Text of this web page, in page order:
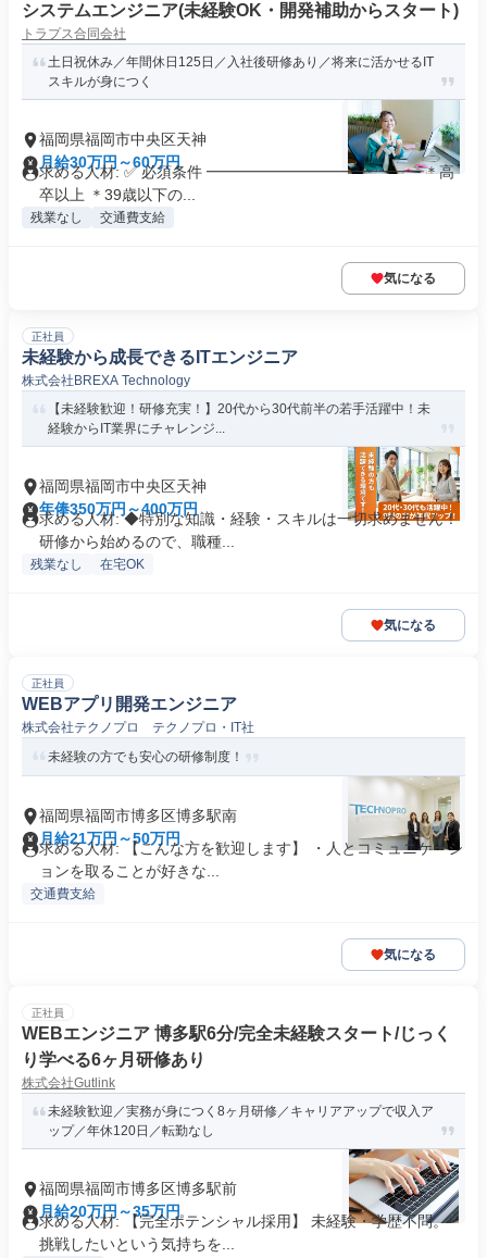
システムエンジニア(未経験OK・開発補助からスタート)
トラプス合同会社
土日祝休み／年間休日125日／入社後研修あり／将来に活かせるIT
スキルが身につく
福岡県福岡市中央区天神
月給30万円～60万円
求める人材: ✅ 必須条件 ━━━━━━━━━━━━━━ ＊高
卒以上 ＊39歳以下の...
残業なし 交通費支給
気になる
正社員
未経験から成長できるITエンジニア
株式会社BREXA Technology
【未経験歓迎！研修充実！】20代から30代前半の若手活躍中！未
経験からIT業界にチャレンジ...
福岡県福岡市中央区天神
年俸350万円～400万円
求める人材: ◆特別な知識・経験・スキルは一切求めません！
研修から始めるので、職種...
残業なし 在宅OK
気になる
正社員
WEBアプリ開発エンジニア
株式会社テクノプロ テクノプロ・IT社
未経験の方でも安心の研修制度！
福岡県福岡市博多区博多駅南
月給21万円～50万円
求める人材: 【こんな方を歓迎します】 ・人とコミュニケーシ
ョンを取ることが好きな...
交通費支給
気になる
正社員
WEBエンジニア 博多駅6分/完全未経験スタート/じっく
り学べる6ヶ月研修あり
株式会社Gutlink
未経験歓迎／実務が身につく8ヶ月研修／キャリアアップで収入ア
ップ／年休120日／転勤なし
福岡県福岡市博多区博多駅前
月給20万円～35万円
求める人材: 【完全ポテンシャル採用】 未経験・学歴不問。
挑戦したいという気持ちを...